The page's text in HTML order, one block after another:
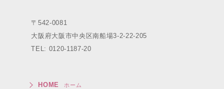
〒542-0081
大阪府大阪市中央区南船場3-2-22-205
TEL: 0120-1187-20
HOME ホーム